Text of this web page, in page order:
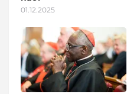
01.12.2025